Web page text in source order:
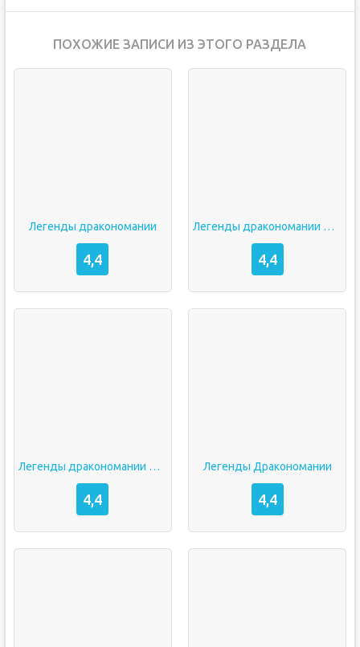
ПОХОЖИЕ ЗАПИСИ ИЗ ЭТОГО РАЗДЕЛА
Легенды дракономании
4,4
Легенды дракономании мод
4,4
Легенды дракономании мод
4,4
Легенды Дракономании
4,4